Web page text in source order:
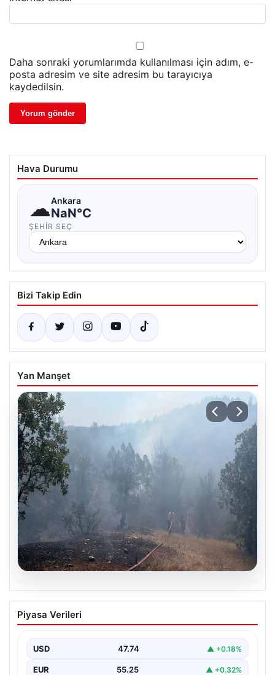
Daha sonraki yorumlarımda kullanılması için adım, e-
posta adresim ve site adresim bu tarayıcıya
kaydedilsin.
Hava Durumu
☁Ankara
NaN°C
ŞEHIR SEÇ
Bizi Takip Edin
Yan Manşet
06.08.2026
Bursa’daki orman yangını kontrol altında
Piyasa Verileri
USD 47.74 ▲ +0.18%
EUR 55.25 ▲ +0.32%